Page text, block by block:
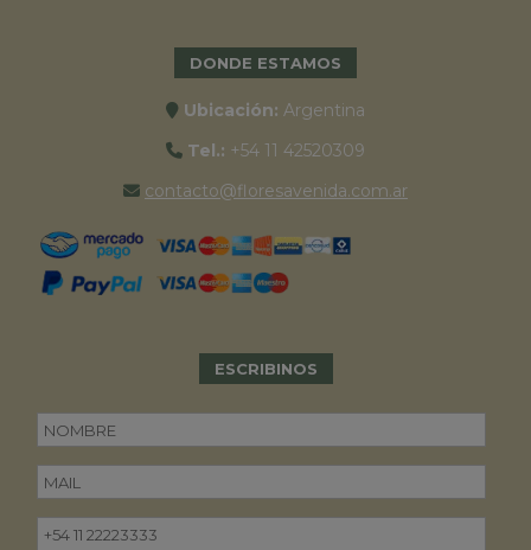
DONDE ESTAMOS
Ubicación: Argentina
Tel.: +54 11 42520309
contacto@floresavenida.com.ar
ESCRIBINOS